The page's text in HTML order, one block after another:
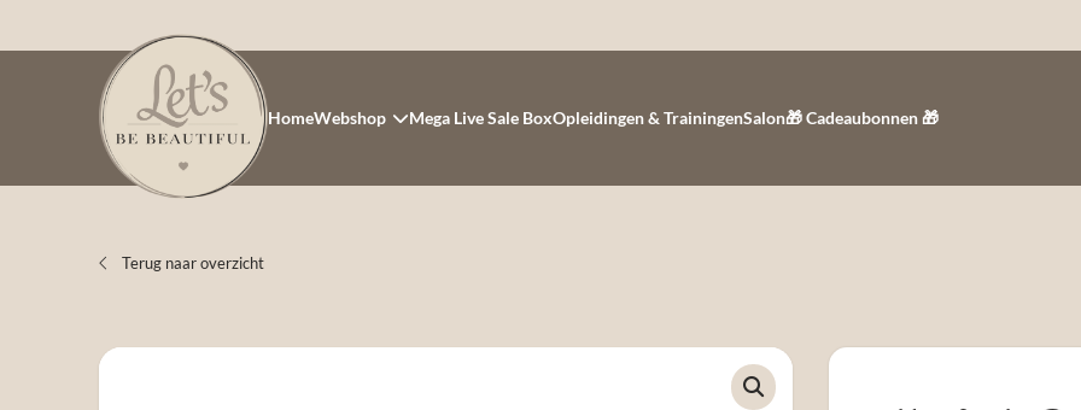
HomeWebshop Mega Live Sale BoxOpleidingen & TrainingenSalon🎁 Cadeaubonnen 🎁
Terug naar overzicht